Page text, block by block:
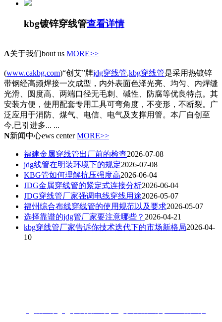
kbg镀锌穿线管查看详情
A关于我们bout us MORE>>
(www.cakbg.com)“创艾”牌jdg穿线管,kbg穿线管是采用热镀锌
带钢经高频焊接一次成型，内外表面色泽光亮、均匀、内焊缝
光滑、圆度高、两端口径无毛刺、碱性、防腐等优良特点。其
安装方便，使用配套专用工具可弯角度，不变形，不断裂。广
泛应用于消防、煤气、电信、电气及支撑用管。本厂自创至
今,已引进多... ...
N新闻中心ews center MORE>>
福建金属穿线管出厂前的检查2026-07-08
jdg线管在明装环境下的规定2026-07-08
KBG管如何理解抗压强度高2026-06-04
JDG金属穿线管的紧定式连接分析2026-06-04
JDG穿线管厂家强调电线穿线用途2026-05-07
福州综合布线穿线管的使用规范以及要求2026-05-07
选择靠谱的jdg管厂家要注意哪些？ 2026-04-21
kbg穿线管厂家告诉你技术迭代下的市场新格局2026-04-
10